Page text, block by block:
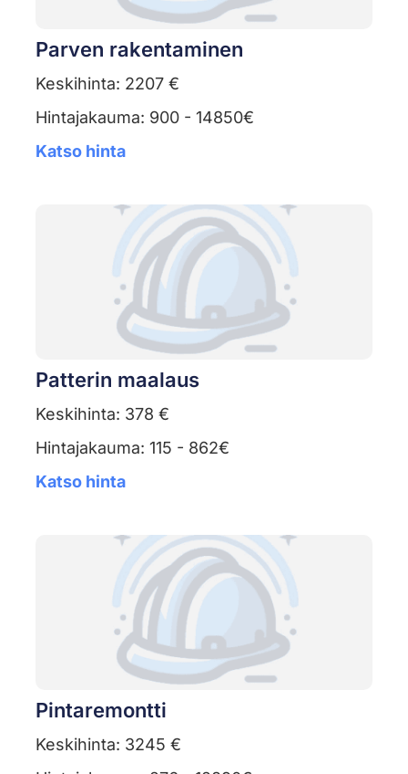
Parven rakentaminen
Keskihinta: 2207 €
Hintajakauma: 900 - 14850€
Katso hinta
Patterin maalaus
Keskihinta: 378 €
Hintajakauma: 115 - 862€
Katso hinta
Pintaremontti
Keskihinta: 3245 €